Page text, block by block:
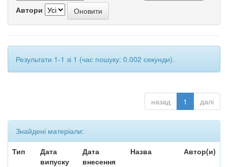
Автори
Результати 1-1 зі 1 (час пошуку: 0.002 секунди).
назад 1 далі
Знайдені матеріали:
Тип
Дата
випуску
Дата
внесення
Назва Автор(и)